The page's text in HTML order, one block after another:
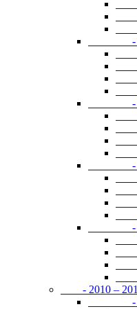
-
-
-
-
-
-
-
-
-
-
-
-
-
-
-
-
-
-
-
-
-
-
-
- 2010 –
-